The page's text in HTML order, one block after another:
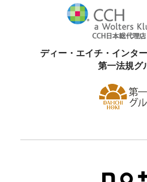
ディー・エイチ・インタ
第一法規グ